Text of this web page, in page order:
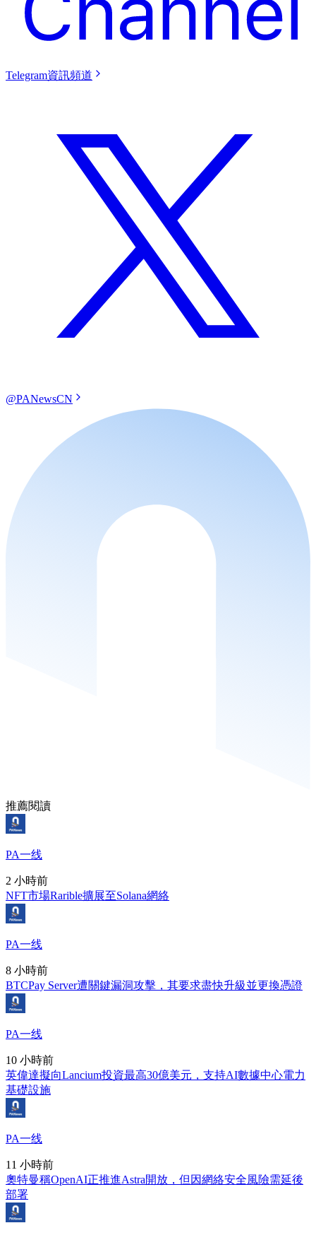
Telegram資訊頻道
@PANewsCN
推薦閱讀
PA一线
2 小時前
NFT市場Rarible擴展至Solana網絡
PA一线
8 小時前
BTCPay Server遭關鍵漏洞攻擊，其要求盡快升級並更換憑證
PA一线
10 小時前
英偉達擬向Lancium投資最高30億美元，支持AI數據中心電力
基礎設施
PA一线
11 小時前
奧特曼稱OpenAI正推進Astra開放，但因網絡安全風險需延後
部署